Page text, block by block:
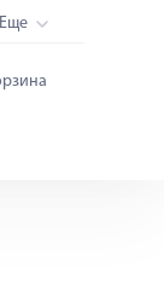
Еще